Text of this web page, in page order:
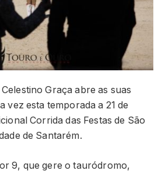
Graça abre as suas
vez esta temporada a 21 de
Corrida das Festas de São
de Santarém.
9, que gere o tauródromo,